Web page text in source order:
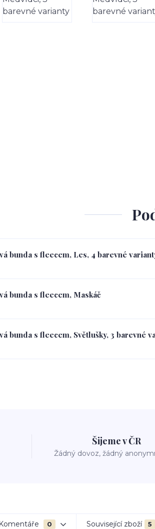
bunda s fleecem, Les, 4 barevné
bunda s fleecem, Maskáč
bunda s fleecem, Světlušky, 3 barevné
Šijeme v ČR
Žádný dovoz, žádný
Komentáře 0 Související zboží 5